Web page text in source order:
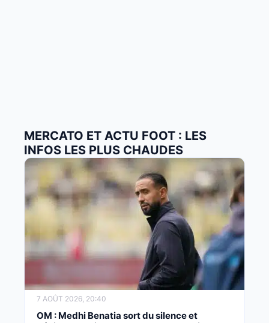
MERCATO ET ACTU FOOT : LES
INFOS LES PLUS CHAUDES
7 AOÛT 2026, 20:40
OM : Medhi Benatia sort du silence et